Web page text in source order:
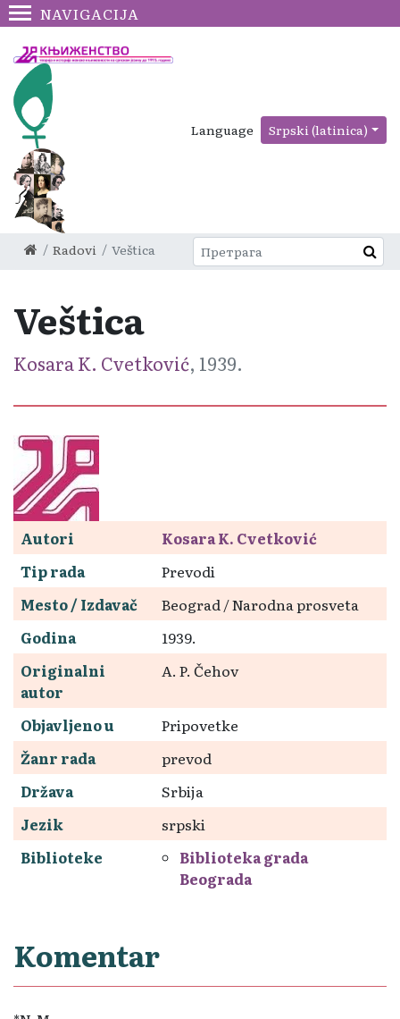
NAVIGACIJA
Language Srpski (latinica)
Radovi Veštica
Veštica
Kosara K. Cvetković, 1939.
Autori
Kosara K. Cvetković
Tip rada
Prevodi
Mesto / Izdavač
Beograd / Narodna prosveta
Godina
1939.
Originalni
autor
A. P. Čehov
Objavljeno u
Pripovetke
Žanr rada
prevod
Država
Srbija
Jezik
srpski
Biblioteke
Biblioteka grada
Beograda
Komentar